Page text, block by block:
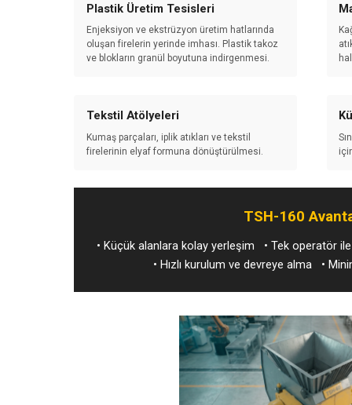
Plastik Üretim Tesisleri
Enjeksiyon ve ekstrüzyon üretim hatlarında
oluşan firelerin yerinde imhası. Plastik takoz
ve blokların granül boyutuna indirgenmesi.
Tekstil Atölyeleri
Kumaş parçaları, iplik atıkları ve tekstil
firelerinin elyaf formuna dönüştürülmesi.
TSH-160
• Küçük alanlara kolay yerleşim • Tek operatör
• Hızlı kurulum ve devreye alma •